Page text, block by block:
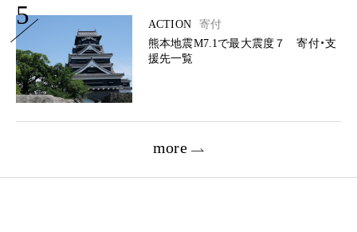
5 ACTION
寄付
熊本地震M7.1で最大震度７ 寄付・支
援先一覧
more